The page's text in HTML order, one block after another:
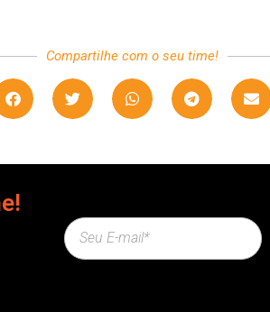
Compartilhe com o seu time!